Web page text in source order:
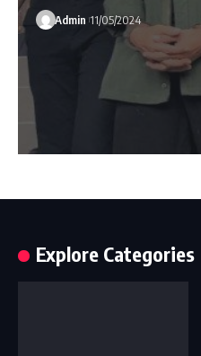
Admin 11/05/2024
Explore Categories